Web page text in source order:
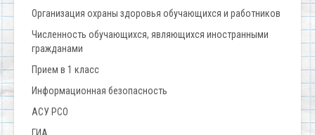
Организация охраны здоровья обучающихся и работников
Численность обучающихся, являющихся иностранными
гражданами
Прием в 1 класс
Информационная безопасность
АСУ РСО